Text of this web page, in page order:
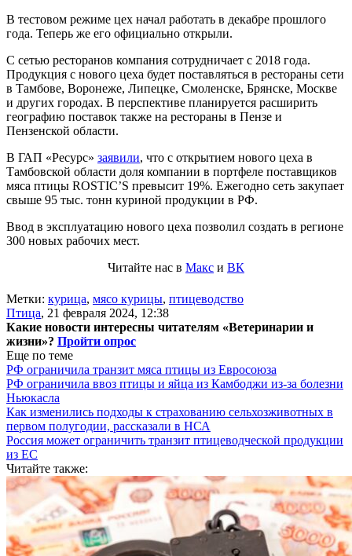
В тестовом режиме цех начал работать в декабре прошлого
года. Теперь же его официально открыли.
С сетью ресторанов компания сотрудничает с 2018 года.
Продукция с нового цеха будет поставляться в рестораны сети
в Тамбове, Воронеже, Липецке, Смоленске, Брянске, Москве
и других городах. В перспективе планируется расширить
географию поставок также на рестораны в Пензе и
Пензенской области.
В ГАП «Ресурс» заявили, что с открытием нового цеха в
Тамбовской области доля компании в портфеле поставщиков
мяса птицы ROSTIC’S превысит 19%. Ежегодно сеть закупает
свыше 95 тыс. тонн куриной продукции в РФ.
Ввод в эксплуатацию нового цеха позволил создать в регионе
300 новых рабочих мест.
Читайте нас в Макс и ВК
Метки: курица, мясо курицы, птицеводство
Птица, 21 февраля 2024, 12:38
Какие новости интересны читателям «Ветеринарии и
жизни»? Пройти опрос
Еще по теме
РФ ограничила транзит мяса птицы из Евросоюза
РФ ограничила ввоз птицы и яйца из Камбоджи из-за болезни
Ньюкасла
Как изменились подходы к страхованию сельхозживотных в
первом полугодии, рассказали в НСА
Россия может ограничить транзит птицеводческой продукции
из ЕС
Читайте также: